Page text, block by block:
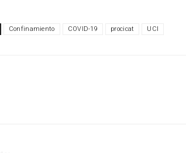
Confinamiento COVID-19 procicat UCI